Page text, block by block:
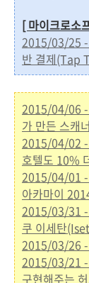
[ 마이크로소
2015/03/25 -
반 결제(Tap
2015/04/06 -
가 만든 스캐
2015/04/02 -
호텔도 10%
2015/04/01 -
아카마이
2015/03/31 -
쿠 이세탄
2015/03/26 -
2015/03/21 -
구현해주는